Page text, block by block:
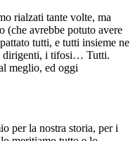
rialzati tante volte, ma
(che avrebbe potuto avere
tutti, e tutti insieme ne
dirigenti, i tifosi… Tutti.
meglio, ed oggi
per la nostra storia, per i